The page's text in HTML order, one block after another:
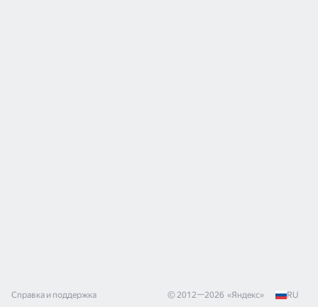
Справка и поддержка © 2012—2026 «Яндекс» RU